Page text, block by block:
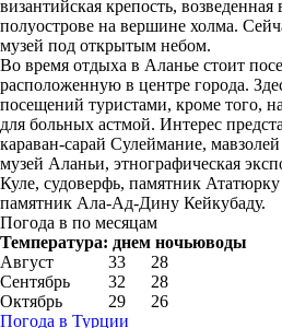
византийская крепость,
полуострове на вершине холма.
музей под открытым небом.
Во время отдыха в Аланье стоит
расположенную в центре города.
посещений туристами, кроме того,
для больных астмой. Интерес
караван-сарай Сулеймание,
музей Аланьи, этнографическая
Куле, судоверфь, памятник
памятник Ала-Ад-Дину Кейкубаду.
Погода в по месяцам
Температура: днем ночьюводы
Август
33
28
Сентябрь
32
28
Октябрь
29
26
Погода в Турции